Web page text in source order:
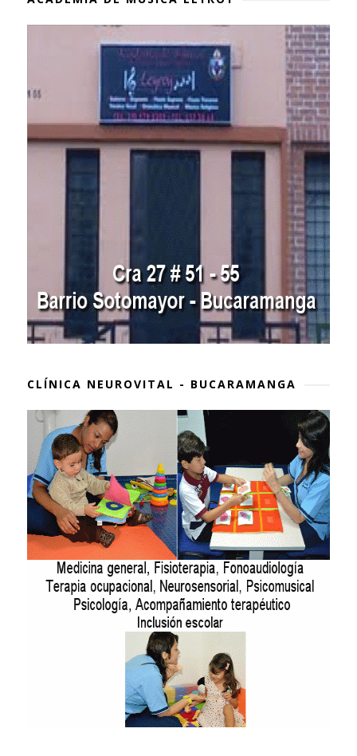
CLÍNICA NEUROVITAL - BUCARAMANGA